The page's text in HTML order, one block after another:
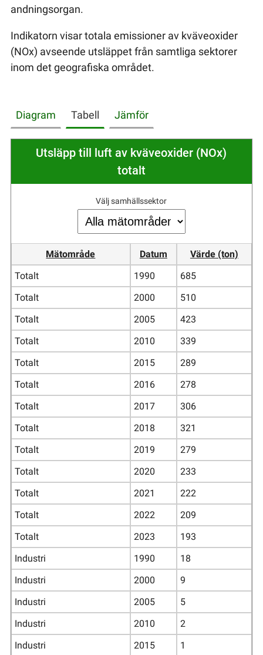
andningsorgan.
Indikatorn visar totala emissioner av kväveoxider
(NOx) avseende utsläppet från samtliga sektorer
inom det geografiska området.
Diagram Tabell Jämför
Utsläpp till luft av kväveoxider (NOx)
totalt
Välj samhällssektor
Mätområde Datum
Värde (ton)
Totalt
1990
685
Totalt
2000
510
Totalt
2005
423
Totalt
2010
339
Totalt
2015
289
Totalt
2016
278
Totalt
2017
306
Totalt
2018
321
Totalt
2019
279
Totalt
2020
233
Totalt
2021
222
Totalt
2022
209
Totalt
2023
193
Industri
1990
18
Industri
2000
9
Industri
2005
5
Industri
2010
2
Industri
2015
1